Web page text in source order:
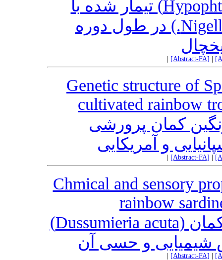
نقره‌ای(Hypophthalmichthys molitrix) تیمار شده با
عصاره سیاه دانه (Nigella sativa L.) در طول دوره
[Abstract-FA]
Genetic structure of
cultivated rainbow
کمان پرورشی
[Abstract-FA]
Chmical and sensory
rainbow
تهیه سس ماهی ساردین رنگین کمان (Dussumieria acuta)
و حسی آن
[Abstract-FA]